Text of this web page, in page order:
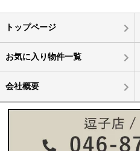
トップページ
お気に入り物件一覧
会社概要